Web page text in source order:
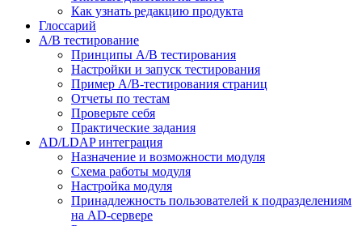
Как узнать редакцию продукта
Глоссарий
A/B тестирование
Принципы A/B тестирования
Настройки и запуск тестирования
Пример A/B-тестирования страниц
Отчеты по тестам
Проверьте себя
Практические задания
AD/LDAP интеграция
Назначение и возможности модуля
Схема работы модуля
Настройка модуля
Принадлежность пользователей к подразделениям
на AD-сервере